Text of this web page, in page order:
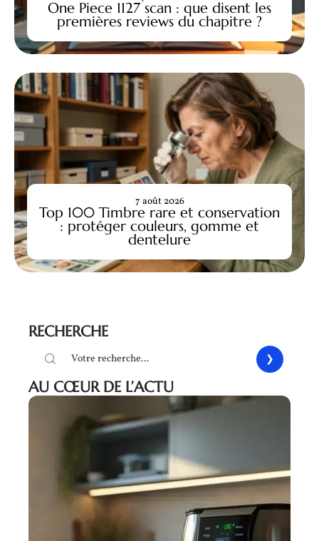
One Piece 1127 scan : que disent les
premières reviews du chapitre ?
Top 100 Timbre rare et conservation
: protéger couleurs, gomme et
dentelure
7 août 2026
RECHERCHE
AU CŒUR DE L’ACTU